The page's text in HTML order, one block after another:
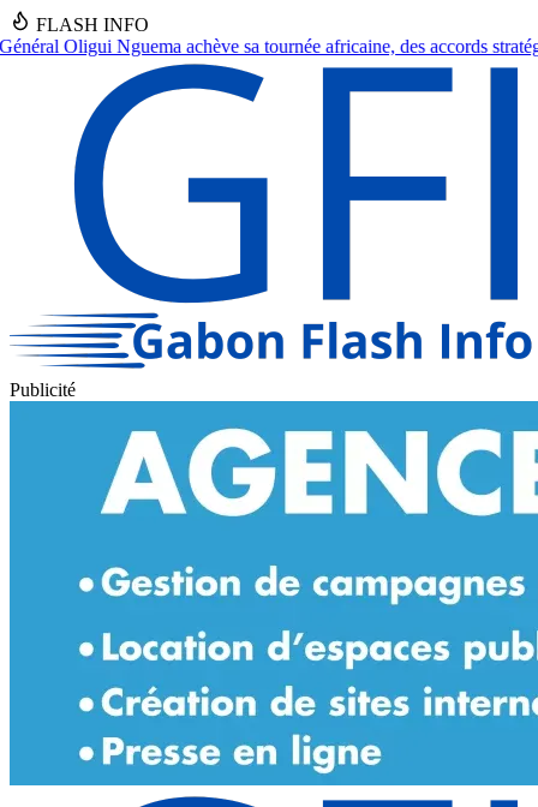
FLASH INFO
africaine, des accords stratégiques en vue.●Franceville : Un
Publicité